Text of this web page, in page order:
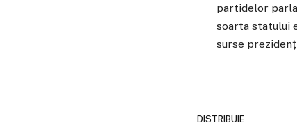
partidelor
soarta statului
surse
DISTRIBUIE